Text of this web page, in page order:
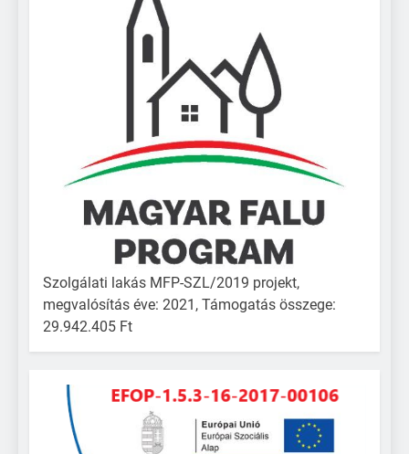
Szolgálati lakás MFP-SZL/2019 projekt,
megvalósítás éve: 2021, Támogatás összege:
29.942.405 Ft